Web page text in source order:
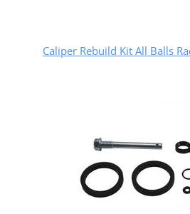
Caliper Rebuild Kit All Balls